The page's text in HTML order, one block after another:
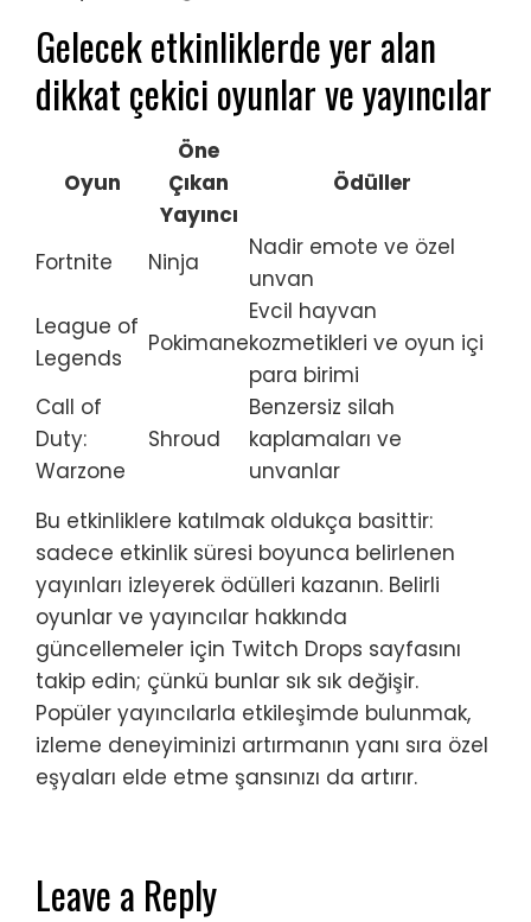
Gelecek etkinliklerde yer alan
dikkat çekici oyunlar ve yayıncılar
Oyun
Öne
Çıkan
Yayıncı
Ödüller
Fortnite Ninja
Nadir emote ve özel
unvan
League of
Legends
Pokimane
Evcil hayvan
kozmetikleri ve oyun içi
para birimi
Call of
Duty:
Warzone
Shroud
Benzersiz silah
kaplamaları ve
unvanlar
Bu etkinliklere katılmak oldukça basittir:
sadece etkinlik süresi boyunca belirlenen
yayınları izleyerek ödülleri kazanın. Belirli
oyunlar ve yayıncılar hakkında
güncellemeler için Twitch Drops sayfasını
takip edin; çünkü bunlar sık sık değişir.
Popüler yayıncılarla etkileşimde bulunmak,
izleme deneyiminizi artırmanın yanı sıra özel
eşyaları elde etme şansınızı da artırır.
Leave a Reply